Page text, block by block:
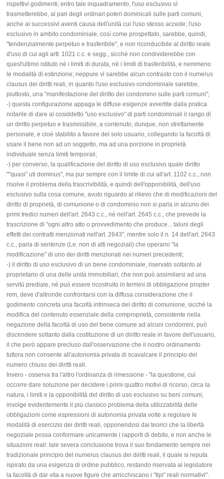
rispettivi godimenti; entro tale inquadramento, l'uso esclusivo sì
trasmetterebbe, al pari degli ordinari poteri dominicali sulle parti comuni,
anche ai successivi aventi causa dell'unità cui l'uso stesso accede; l'uso
esclusivo in ambito condominiale, così come prospettato, sarebbe, quindi,
"tendenzialmente perpetuo e trasferibile", e non riconducibile al diritto reale
d'uso di cui agli artt. 1021 c.c. e segg., sicchè non condividerebbe con
quest'ultimo istituto nè i limiti di durata, nè i limiti di trasferibilità, e nemmeno
le modalità di estinzione; neppure vi sarebbe alcun contrasto con il numerus
clausus dei diritti reali, in quanto l'uso esclusivo condominiale sarebbe,
piuttosto, una "manifestazione del diritto del condomino sulle parti comuni";
-) questa configurazione appaga le diffuse esigenze avvertite dalla pratica
notarile di dare al cosiddetto "uso esclusivo" di parti condominiali il rango di
un diritto perpetuo e trasmissibile, a contenuto, dunque, non strettamente
personale, e cioè stabilito a favore del solo usuario, collegando la facoltà di
usare il bene non ad un soggetto, ma ad una porzione in proprietà
individuale senza limiti temporali;
-) per converso, la qualificazione del diritto di uso esclusivo quale diritto
""quasi" uti dominus", ma pur sempre con il limite di cui all'art. 1102 c.c., non
risolve il problema della trascrivibilità, e quindi dell'opponibilità, dell'uso
esclusivo sulla cosa comune, avuto riguardo al rilievo che di modificazioni del
diritto di proprietà, di comunione o di condominio non si parla in alcuno dei
primi tredici numeri dell'art. 2643 c.c., nè nell'art. 2645 c.c., che prevede la
trascrizione di "ogni altro atto o provvedimento che produce... taluni degli
effetti dei contratti menzionati nell'art. 2643", mentre solo il n. 14 dell'art. 2643
c.c., parla di sentenze (Le. non di atti negoziali) che operano "la
modificazione" di uno dei diritti menzionati nei numeri precedenti;
-) il diritto di uso esclusivo di un bene condominiale, riservato soltanto al
proprietario di una delle unità immobiliari, che non può assimilarsi ad una
servitù prediale, nè può essere ricostruito in termini di obbligazione propter
rem, deve d'altronde confrontarsi con la diffusa considerazione che il
godimento concreta una facoltà intrinseca del diritto di comunione, sicchè la
modifica del contenuto essenziale della comproprietà, consistente nella
negazione della facoltà di uso del bene comune ad alcuni condomini, può
discendere soltanto dalla costituzione di un diritto reale in favore dell'usuario,
il che però appare precluso dall'osservazione che il nostro ordinamento
tuttora non consente all'autonomia privata di scavalcare il principio del
numero chiuso dei diritti reali.
Invero - osserva tra l'altro l'ordinanza di rimessione - "la questione, cui
occorre dare soluzione per decidere i primi quattro motivi di ricorso, circa la
natura, i limiti e la opponibilità del diritto di uso esclusivo su beni comuni,
involge evidentemente il più classico problema della utilizzabilità delle
obbligazioni come espressioni di autonomia privata volte a regolare le
modalità di esercizio dei diritti reali, opponendosi dai teorici che la libertà
negoziale possa conformare unicamente i rapporti di debito, e non anche le
situazioni reali: tale severa conclusione trova il suo fondamento sempre nel
tradizionale principio del numerus clausus dei diritti reali, il quale si reputa
ispirato da una esigenza di ordine pubblico, restando riservata al legislatore
la facoltà di dar vita a nuove figure che arricchiscano i "tipi" reali normativi".